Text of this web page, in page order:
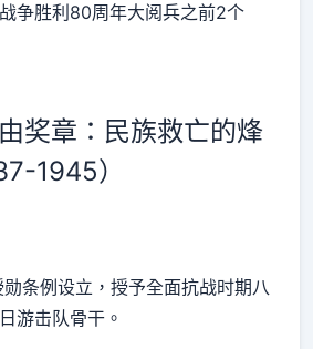
争胜利80周年大阅兵之前2个
奖章：民族救亡的烽
1945）
条例设立，授予全面抗战时期八
游击队骨干。